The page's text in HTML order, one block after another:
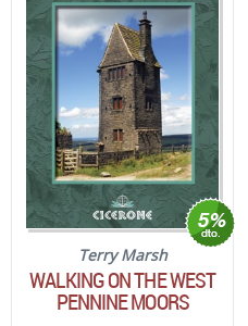
Terry Marsh
WALKING ON THE WEST
PENNINE MOORS